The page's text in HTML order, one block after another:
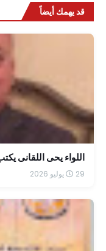
قد يهمك أيضاً
اللواء يحى اللقانى
29 يوليو 2026